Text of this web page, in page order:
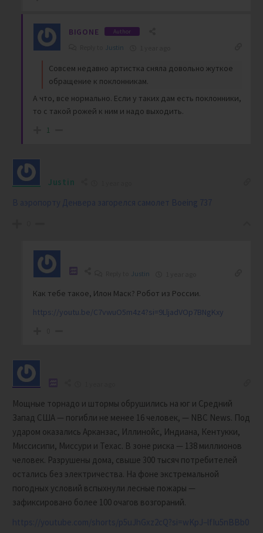
BIGONE Author
Justin
Совсем недавно артистка сняла довольно жуткое
обращение к поклонникам.
А что, все нормально. Если у таких дам есть поклонники,
то с такой рожей к ним и надо выходить.
1
Justin
В аэропорту Денвера загорелся самолет Boeing 737
Justin
Как тебе такое, Илон Маск? Робот из России.
https://youtu.be/C7vwuO5m4z4?si=9LljadVOp7BNgKxy
Мощные торнадо и штормы обрушились на юг и Средний
Запад США — погибли не менее 16 человек, — NBC News. Под
ударом оказались Арканзас, Иллинойс, Индиана, Кентукки,
Миссисипи, Миссури и Техас. В зоне риска — 138 миллионов
человек. Разрушены дома, свыше 300 тысяч потребителей
остались без электричества. На фоне экстремальной
погодных условий вспыхнули лесные пожары —
зафиксировано более 100 очагов возгораний.
https://youtube.com/shorts/p5uJhGxz2cQ?si=wKpJ–lfIu5nBBb0